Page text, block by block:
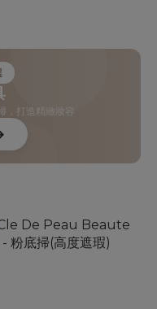
，打造精緻妝容